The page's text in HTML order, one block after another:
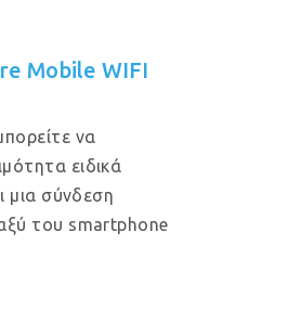
Mobile WIFI
να
ειδικά
μια σύνδεση
του smartphone